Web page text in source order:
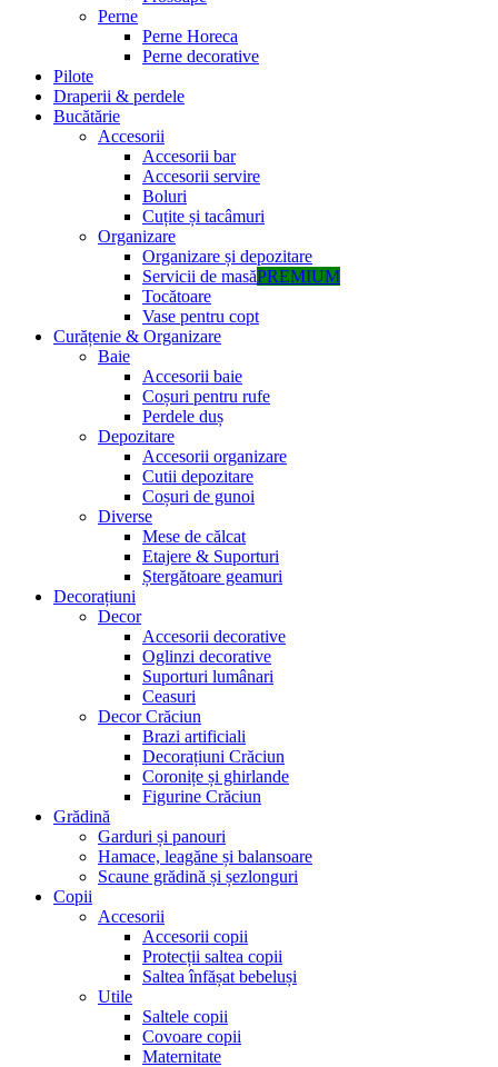
Perne
Perne Horeca
Perne decorative
Pilote
Draperii & perdele
Bucătărie
Accesorii
Accesorii bar
Accesorii servire
Boluri
Cuțite și tacâmuri
Organizare
Organizare și depozitare
Servicii de masăPREMIUM
Tocătoare
Vase pentru copt
Curățenie & Organizare
Baie
Accesorii baie
Coșuri pentru rufe
Perdele duș
Depozitare
Accesorii organizare
Cutii depozitare
Coșuri de gunoi
Diverse
Mese de călcat
Etajere & Suporturi
Ștergătoare geamuri
Decorațiuni
Decor
Accesorii decorative
Oglinzi decorative
Suporturi lumânari
Ceasuri
Decor Crăciun
Brazi artificiali
Decorațiuni Crăciun
Coronițe și ghirlande
Figurine Crăciun
Grădină
Garduri și panouri
Hamace, leagăne și balansoare
Scaune grădină și șezlonguri
Copii
Accesorii
Accesorii copii
Protecții saltea copii
Saltea înfășat bebeluși
Utile
Saltele copii
Covoare copii
Maternitate